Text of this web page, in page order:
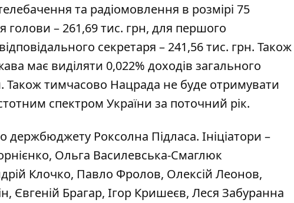
та радіомовлення в розмірі 75
голови – 261,69 тис. грн, для першого
секретаря – 241,56 тис. грн. Також
має виділяти 0,022% доходів загального
тимчасово Нацрада не буде отримувати
спектром України за поточний рік.
держбюджету Роксолна Підласа. Ініціатори –
Ольга Василевська-Смаглюк
Клочко, Павло Фролов, Олексій Леонов,
Євгеній Брагар, Ігор Кришеєв, Леся Забуранна